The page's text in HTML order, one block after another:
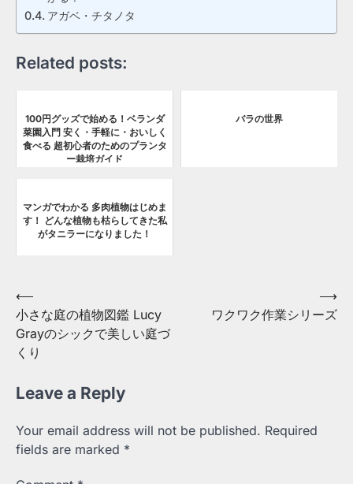
アガベ・チタノタ
Related posts:
100円グッズで始める！ベランダ
菜園入門 安く・手軽に・おいしく
食べる 超初心者のためのプランタ
ー栽培ガイド
バラの世界
マンガでわかる 多肉植物はじめま
す！ どんな植物も枯らしてきた私
がタニラーになりました！
Post
navigation
⟵
小さな庭の植物図鑑 Lucy
Grayのシックで美しい庭づ
くり
ワクワク作業シリーズ
⟶
Leave a Reply
Your email address will not be published. Required
fields are marked *